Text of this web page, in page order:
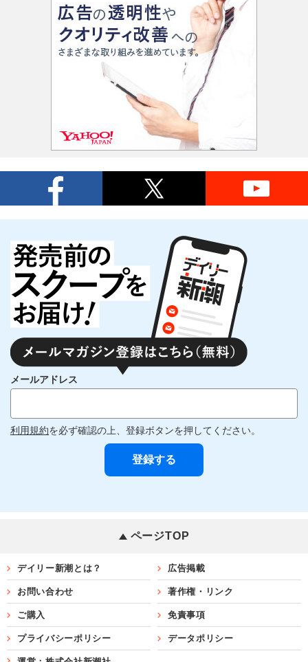
メールアドレス
利用規約を必ず確認の上、登録ボタンを押してください。
ページTOP
デイリー新潮とは？ 広告掲載
お問い合わせ 著作権・リンク
ご購入 免責事項
プライバシーポリシー データポリシー